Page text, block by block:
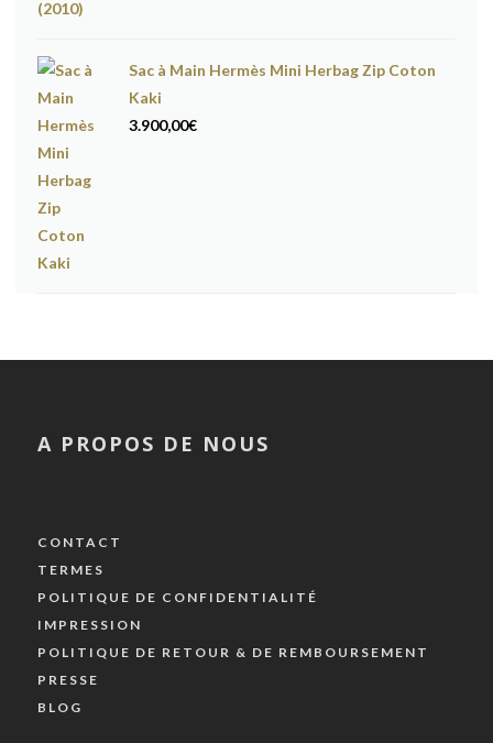
Sac à Main Hermès Mini Herbag Zip Coton
Kaki
3.900,00€
A PROPOS DE NOUS
CONTACT
TERMES
POLITIQUE DE CONFIDENTIALITÉ
IMPRESSION
POLITIQUE DE RETOUR & DE REMBOURSEMENT
PRESSE
BLOG